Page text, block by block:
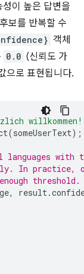
이 높은 답변을
보를 반복할 수
객체
0.0 (신뢰도 가
으로 표현됩니다.
(someUserText);
with
In practice,
threshold.
, result.